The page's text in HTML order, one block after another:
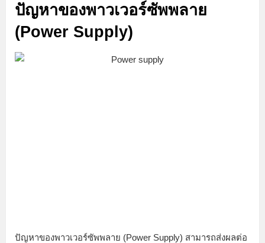
ปัญหาของพาวเวอร์ซัพพลาย
(Power Supply)
ปัญหาของพาวเวอร์ซัพพลาย (Power Supply) สามารถส่งผลต่อ